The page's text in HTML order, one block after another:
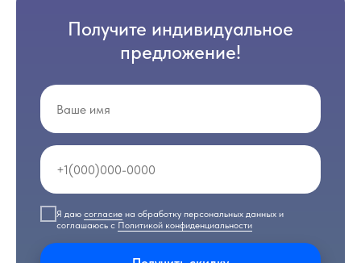
Получите индивидуальное
предложение!
Я даю согласие на обработку персональных данных и
соглашаюсь с Политикой конфиденциальности